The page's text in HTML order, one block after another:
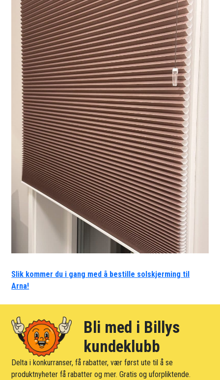
Slik kommer du i gang med å bestille solskjerming til
Arna!
Bli med i Billys
kundeklubb
Delta i konkurranser, få rabatter, vær først ute til å se
produktnyheter få rabatter og mer. Gratis og uforpliktende.